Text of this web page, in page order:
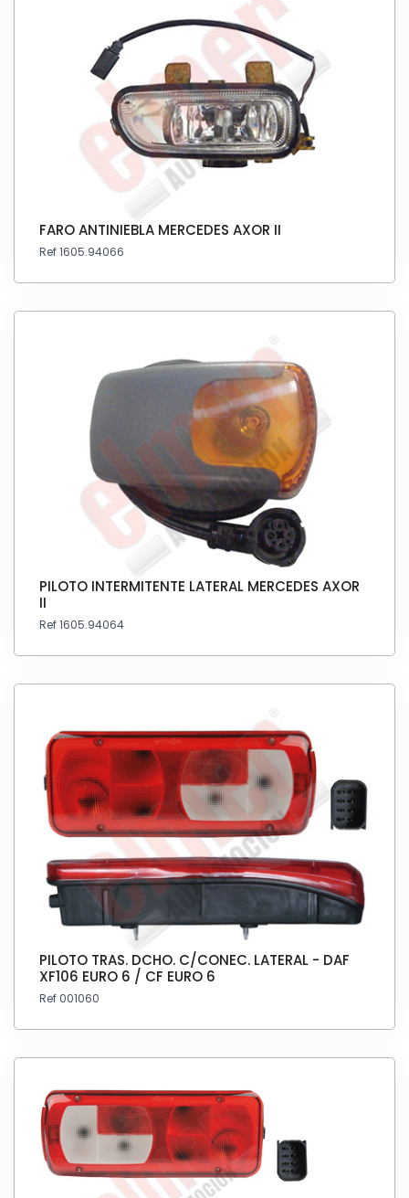
FARO ANTINIEBLA MERCEDES AXOR II
Ref 1605.94066
PILOTO INTERMITENTE LATERAL MERCEDES AXOR
II
Ref 1605.94064
PILOTO TRAS. DCHO. C/CONEC. LATERAL - DAF
XF106 EURO 6 / CF EURO 6
Ref 001060